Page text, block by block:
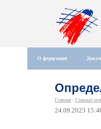
О федерации
Главная | Главные
24.09.2023